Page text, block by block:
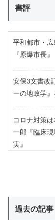
書評
平和都市・
『原爆市長』
安保3文書改
ーの地政学
コロナ対策
一郎『臨床
実』
過去の記事